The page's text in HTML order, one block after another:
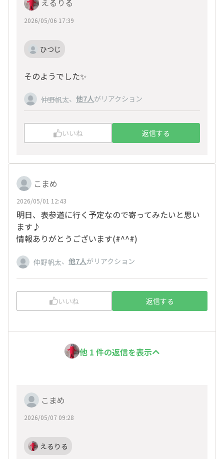
えるりる
2026/05/06 17:39
ひつじ
そのようでした✨️
仲野帆太、 他7人がリアクション
いいね 返信する
こまめ
2026/05/01 12:43
明日、表参道に行く予定なので寄ってみたいと思い
ます♪
情報ありがとうございます(#^^#)
仲野帆太、 他7人がリアクション
いいね 返信する
他 1 件の返信を表示
こまめ
2026/05/07 09:28
えるりる